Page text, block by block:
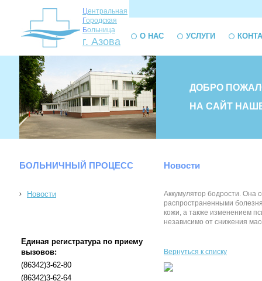
Центральная
Городская
Больница
г. Азова О НАС УСЛУГИ
ДОБРО
НА САЙТ
БОЛЬНИЧНЫЙ ПРОЦЕСС
Новости
Единая регистратура по приему
вызовов:
(86342)3-62-80
(86342)3-62-64
Новости
Аккумулятор бодрости. Она
распространенными
кожи, а также изменением
независимо от снижения
Вернуться к списку